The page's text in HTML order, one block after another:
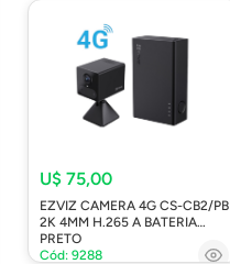
U$ 75,00
EZVIZ CAMERA 4G CS-CB2/PB
2K 4MM H.265 A BATERIA
PRETO
Cód: 9288